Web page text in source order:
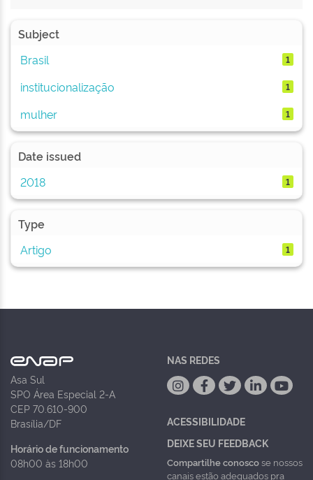
Subject
Brasil
1
institucionalização 1
mulher 1
Date issued
2018
1
Type
Artigo
1
Asa Sul
SPO Área Especial 2-A
CEP 70.610-900
Brasília/DF
Horário de funcionamento
08h00 às 18h00
NAS REDES
ACESSIBILIDADE
DEIXE SEU FEEDBACK
Compartilhe conoscose nossos
canais estão adequados pra